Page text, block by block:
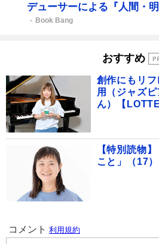
デューサーによる『人間・
Book Bang
おすすめ
創作にもリ
用（ジャズ
ん）【
【特別読物
こと」（17